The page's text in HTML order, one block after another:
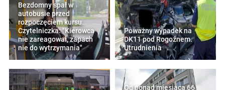
Bezdomny spał w
autobusie przed
rozpoczęciem kursu.
Czytelniczka: "Kierowca
nie zareagował, zapach
nie do wytrzymania"
Poważny wypadek na
DK11 pod Rogoźnem.
Utrudnienia
Od ponad miesiąca 66